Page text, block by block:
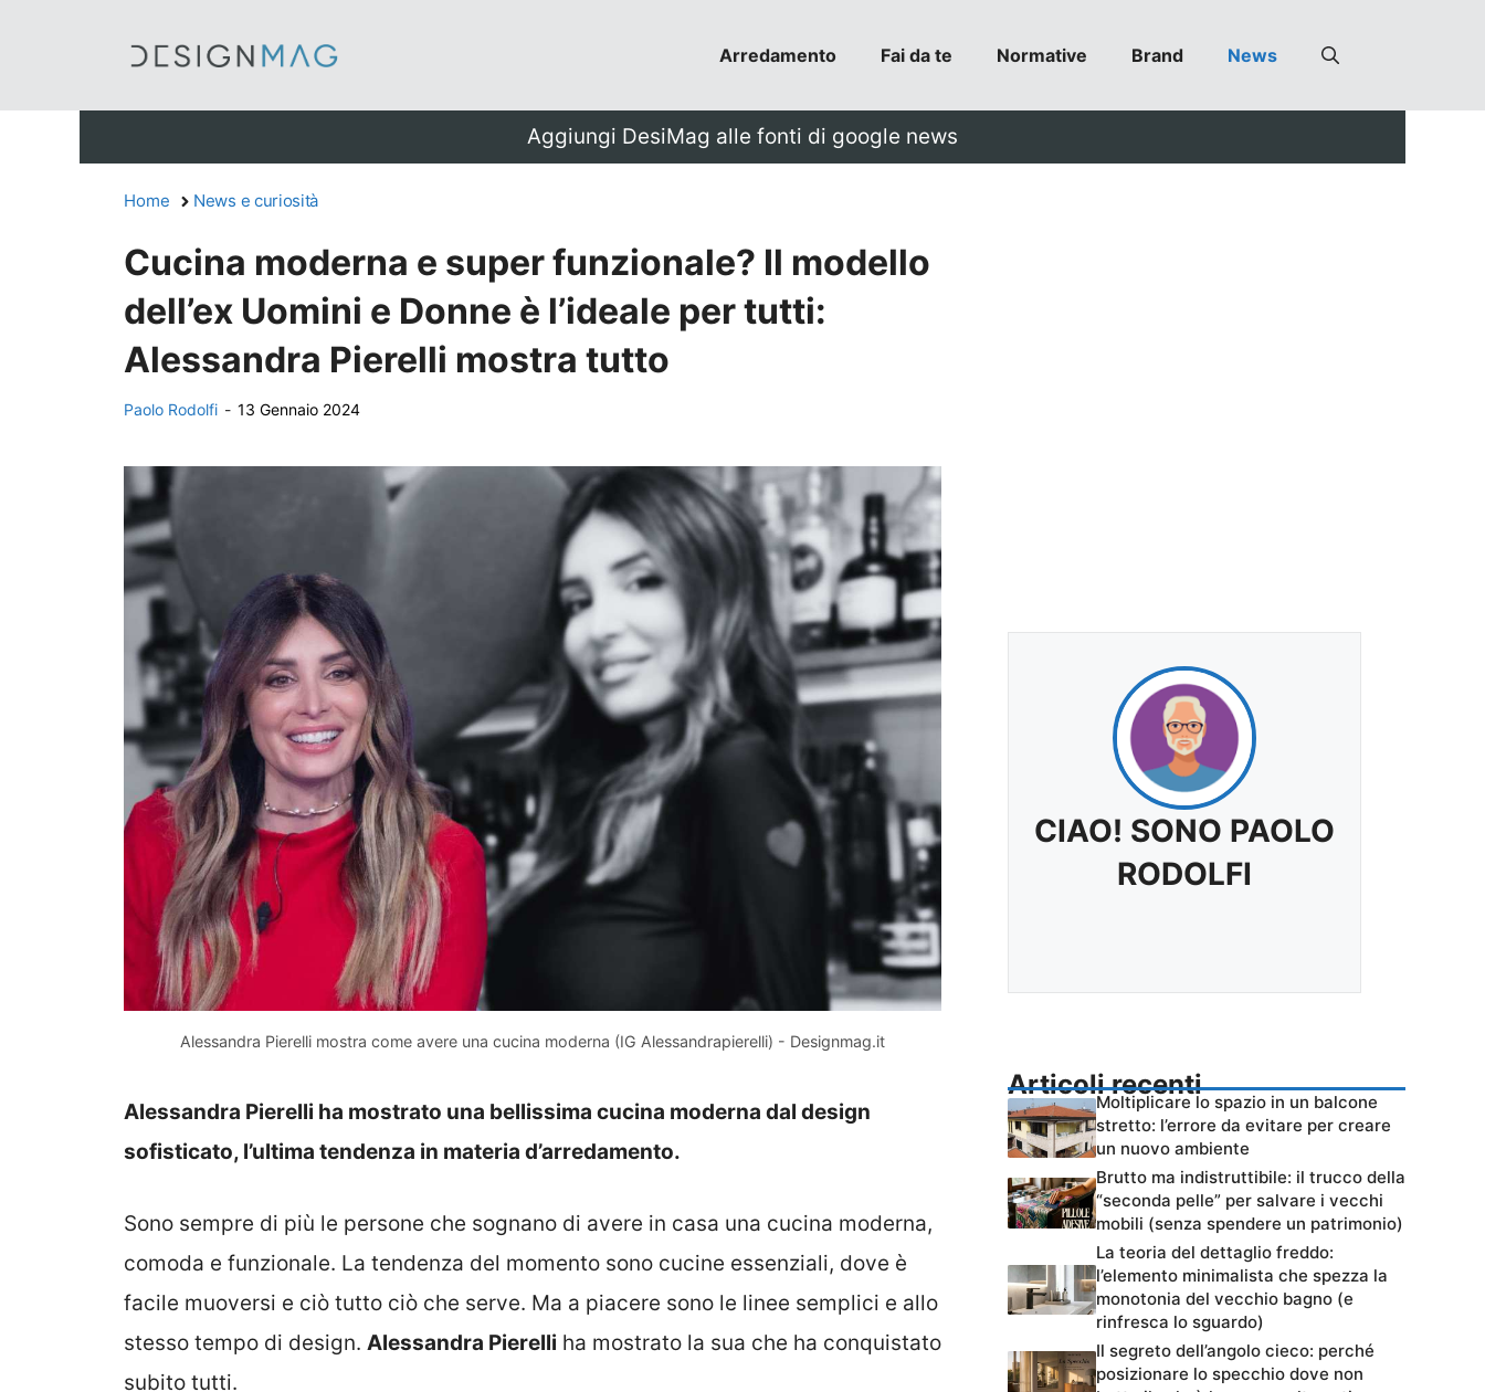
Arredamento Fai da te Normative Brand News
Aggiungi DesiMag alle fonti di google news
Home News e curiosità
Cucina moderna e super funzionale? Il modello
dell’ex Uomini e Donne è l’ideale per tutti:
Alessandra Pierelli mostra tutto
Paolo Rodolfi - 13 Gennaio 2024
Alessandra Pierelli mostra come avere una cucina moderna (IG Alessandrapierelli) - Designmag.it
Alessandra Pierelli ha mostrato una bellissima cucina moderna dal design
sofisticato, l’ultima tendenza in materia d’arredamento.
Sono sempre di più le persone che sognano di avere in casa una cucina moderna,
comoda e funzionale. La tendenza del momento sono cucine essenziali, dove è
facile muoversi e ciò tutto ciò che serve. Ma a piacere sono le linee semplici e allo
stesso tempo di design. Alessandra Pierelli ha mostrato la sua che ha conquistato
subito tutti.
CIAO! SONO PAOLO
RODOLFI
Articoli recenti
Moltiplicare lo spazio in un balcone
stretto: l’errore da evitare per creare
un nuovo ambiente
Brutto ma indistruttibile: il trucco della
“seconda pelle” per salvare i vecchi
mobili (senza spendere un patrimonio)
La teoria del dettaglio freddo:
l’elemento minimalista che spezza la
monotonia del vecchio bagno (e
rinfresca lo sguardo)
Il segreto dell’angolo cieco: perché
posizionare lo specchio dove non